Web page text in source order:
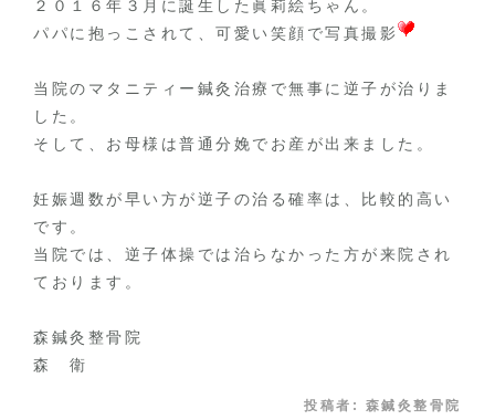
２０１６年３月に誕生した眞莉絵ちゃん。
パパに抱っこされて、可愛い笑顔で写真撮影
当院のマタニティー鍼灸治療で無事に逆子が治りま
した。
そして、お母様は普通分娩でお産が出来ました。
妊娠週数が早い方が逆子の治る確率は、比較的高い
です。
当院では、逆子体操では治らなかった方が来院され
ております。
森鍼灸整骨院
森 衛
投稿者: 森鍼灸整骨院